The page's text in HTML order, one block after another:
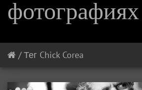
фотографиях
/Тег Chick Corea